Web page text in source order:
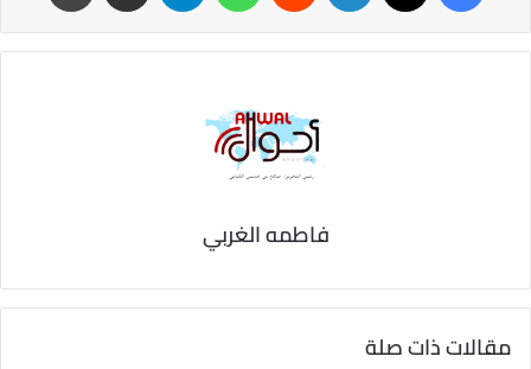
فاطمه الغربي
مقالات ذات صلة